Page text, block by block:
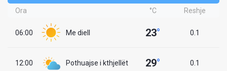
Ora °C Reshje
06:00 Me diell 23° 0.1
12:00 Pothuajse i kthjellët 29° 0.1